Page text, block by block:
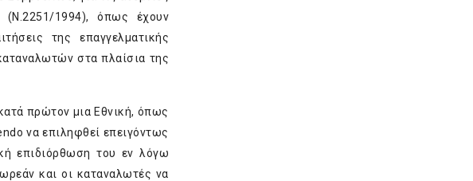
(Ν.2251/1994), όπως έχουν
της επαγγελματικής
στα πλαίσια της
πρώτον μια Εθνική, όπως
να επιληφθεί επειγόντως
επιδιόρθωση του εν λόγω
και οι καταναλωτές να